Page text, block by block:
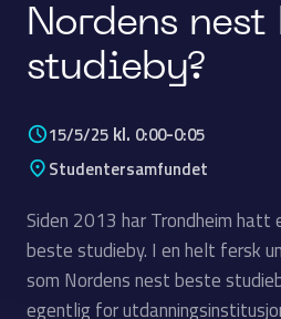
Nordens nest
studieby?
15/5/25 kl. 0:00-0:05
Studentersamfundet
Siden 2013 har Trondheim hatt
beste studieby. I en helt fersk
som Nordens nest beste
egentlig for